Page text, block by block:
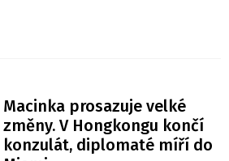
Macinka prosazuje velké
změny. V Hongkongu končí
konzulát, diplomaté míří do